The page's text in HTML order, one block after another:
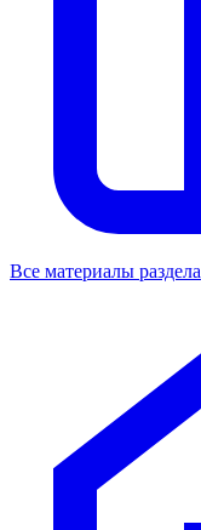
Все материалы раздела